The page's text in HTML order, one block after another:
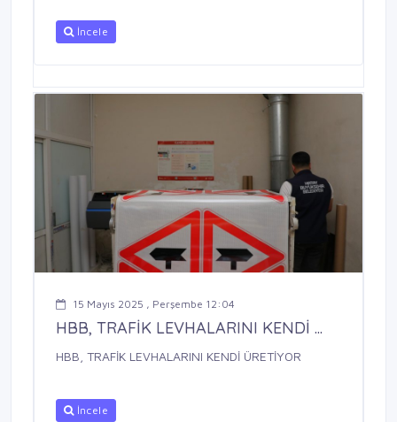
İncele
15 Mayıs 2025 , Perşembe 12:04
HBB, TRAFİK LEVHALARINI KENDİ ...
HBB, TRAFİK LEVHALARINI KENDİ ÜRETİYOR
İncele